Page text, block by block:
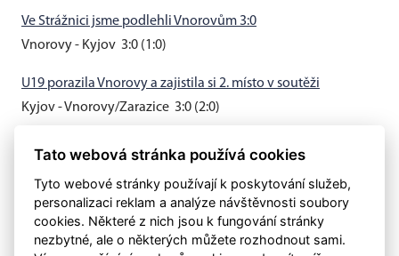
Ve Strážnici jsme podlehli Vnorovům 3:0
Vnorovy - Kyjov 3:0 (1:0)
U19 porazila Vnorovy a zajistila si 2. místo v soutěži
Kyjov - Vnorovy/Zarazice 3:0 (2:0)
Muži B vyhráli v Hovoranech 3:0
Tato webová stránka používá cookies
Tyto webové stránky používají k poskytování služeb,
personalizaci reklam a analýze návštěvnosti soubory
cookies. Některé z nich jsou k fungování stránky
nezbytné, ale o některých můžete rozhodnout sami.